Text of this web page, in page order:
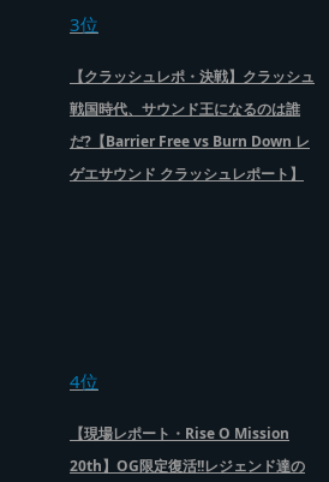
3位
【クラッシュレポ・決戦】クラッシュ
戦国時代、サウンド王になるのは誰
だ?【Barrier Free vs Burn Down レ
ゲエサウンド クラッシュレポート】
4位
【現場レポート・Rise O Mission
20th】OG限定復活!!レジェンド達の